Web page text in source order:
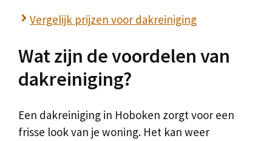
Vergelijk prijzen voor dakreiniging
Wat zijn de voordelen van
dakreiniging?
Een dakreiniging in Hoboken zorgt voor een
frisse look van je woning. Het kan weer